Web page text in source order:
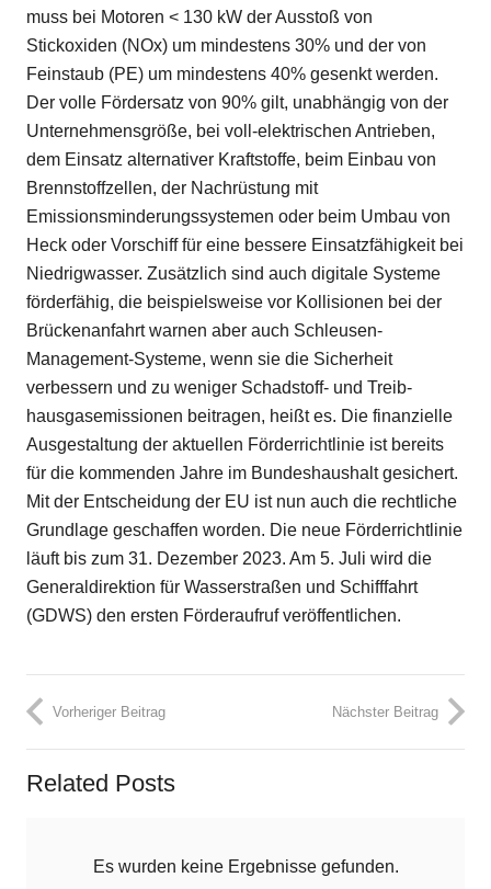
muss bei Motoren < 130 kW der Ausstoß von
Stickoxiden (NOx) um mindestens 30% und der von
Feinstaub (PE) um mindestens 40% gesenkt werden.
Der volle Fördersatz von 90% gilt, unabhängig von der
Unternehmensgröße, bei voll-elektrischen Antrieben,
dem Einsatz alternativer Kraftstoffe, beim Einbau von
Brennstoffzellen, der Nachrüstung mit
Emissionsminderungssystemen oder beim Umbau von
Heck oder Vorschiff für eine bessere Einsatzfähigkeit bei
Niedrigwasser. Zusätzlich sind auch digitale Systeme
förderfähig, die beispielsweise vor Kollisionen bei der
Brückenanfahrt warnen aber auch Schleusen-
Management-Systeme, wenn sie die Sicherheit
verbessern und zu weniger Schadstoff- und Treib­
hausgasemissionen beitragen, heißt es. Die finanzielle
Ausgestaltung der aktuellen Förderrichtlinie ist bereits
für die kommenden Jahre im Bundeshaushalt gesichert.
Mit der Entscheidung der EU ist nun auch die rechtliche
Grundlage geschaffen worden. Die neue Förderrichtlinie
läuft bis zum 31. Dezember 2023. Am 5. Juli wird die
Generaldirektion für Wasserstraßen und Schifffahrt
(GDWS) den ersten Förderaufruf veröffentlichen.
Vorheriger Beitrag Nächster Beitrag
Related Posts
Es wurden keine Ergebnisse gefunden.